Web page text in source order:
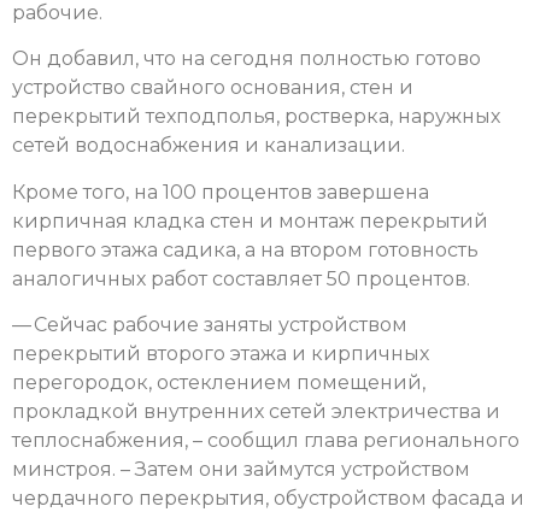
рабочие.
Он добавил, что на сегодня полностью готово
устройство свайного основания, стен и
перекрытий техподполья, ростверка, наружных
сетей водоснабжения и канализации.
Кроме того, на 100 процентов завершена
кирпичная кладка стен и монтаж перекрытий
первого этажа садика, а на втором готовность
аналогичных работ составляет 50 процентов.
— Сейчас рабочие заняты устройством
перекрытий второго этажа и кирпичных
перегородок, остеклением помещений,
прокладкой внутренних сетей электричества и
теплоснабжения, – сообщил глава регионального
минстроя. – Затем они займутся устройством
чердачного перекрытия, обустройством фасада и